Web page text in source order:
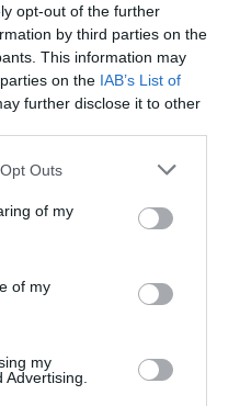
opt-out of the further
by third parties on the
This information may
on the IAB’s List of
further disclose it to other
uses one or more Google
You may click to
and its third-party tags to
purposes in below Google
Outs
of my
of my
my
τη
μπορεί να
που την
σημαντικά
προ-
οίδημα